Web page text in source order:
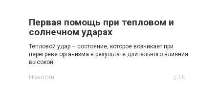
Первая помощь при тепловом и
солнечном ударах
Тепловой удар – состояние, которое возникает при
перегреве организма в результате длительного влияния
высокой
Новости 0